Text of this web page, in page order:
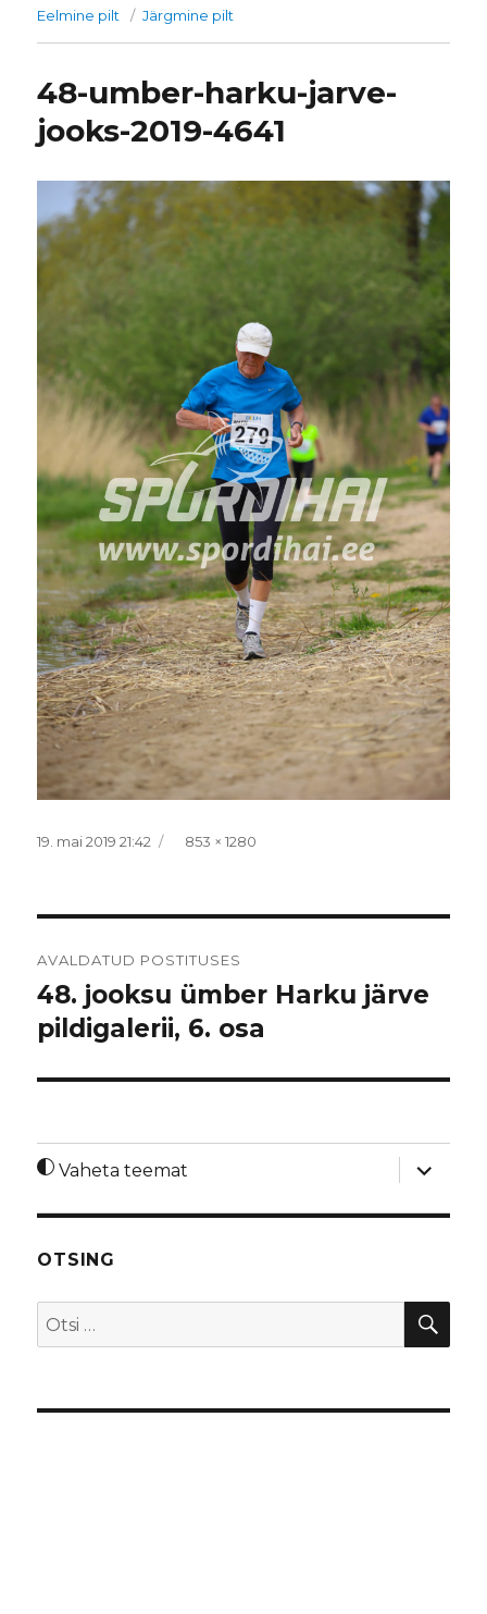
Eelmine pilt Järgmine pilt
48-umber-harku-jarve-
jooks-2019-4641
Postitatud
19. mai 2019 21:42 Täissuurus
853 × 1280
AVALDATUD POSTITUSES
48. jooksu ümber Harku järve
pildigalerii, 6. osa
Vaheta teemat
laienda
OTSING
Otsi: